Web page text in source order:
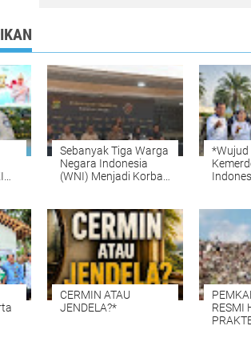
Sebanyak Tiga Warga
Negara Indonesia
(WNI) Menjadi Korban
(TPPO) di Libya
Berhasil Dipulangkan
Ke - Indonesia.
Mereka adalah NAR,
SS, dan NKR.
*Wujud
Aug
CERMIN ATAU
JENDELA?*
RESMI HENTIKAN